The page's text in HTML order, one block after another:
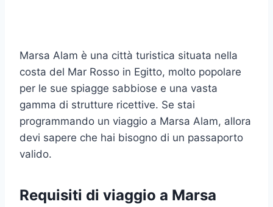
Marsa Alam è una città turistica situata nella
costa del Mar Rosso in Egitto, molto popolare
per le sue spiagge sabbiose e una vasta
gamma di strutture ricettive. Se stai
programmando un viaggio a Marsa Alam, allora
devi sapere che hai bisogno di un passaporto
valido.
Requisiti di viaggio a Marsa